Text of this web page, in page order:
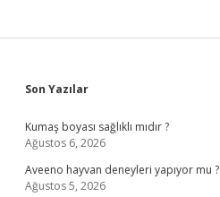
Sidebar
Son Yazılar
Kumaş boyası sağlıklı mıdır ?
Ağustos 6, 2026
Aveeno hayvan deneyleri yapıyor mu ?
Ağustos 5, 2026